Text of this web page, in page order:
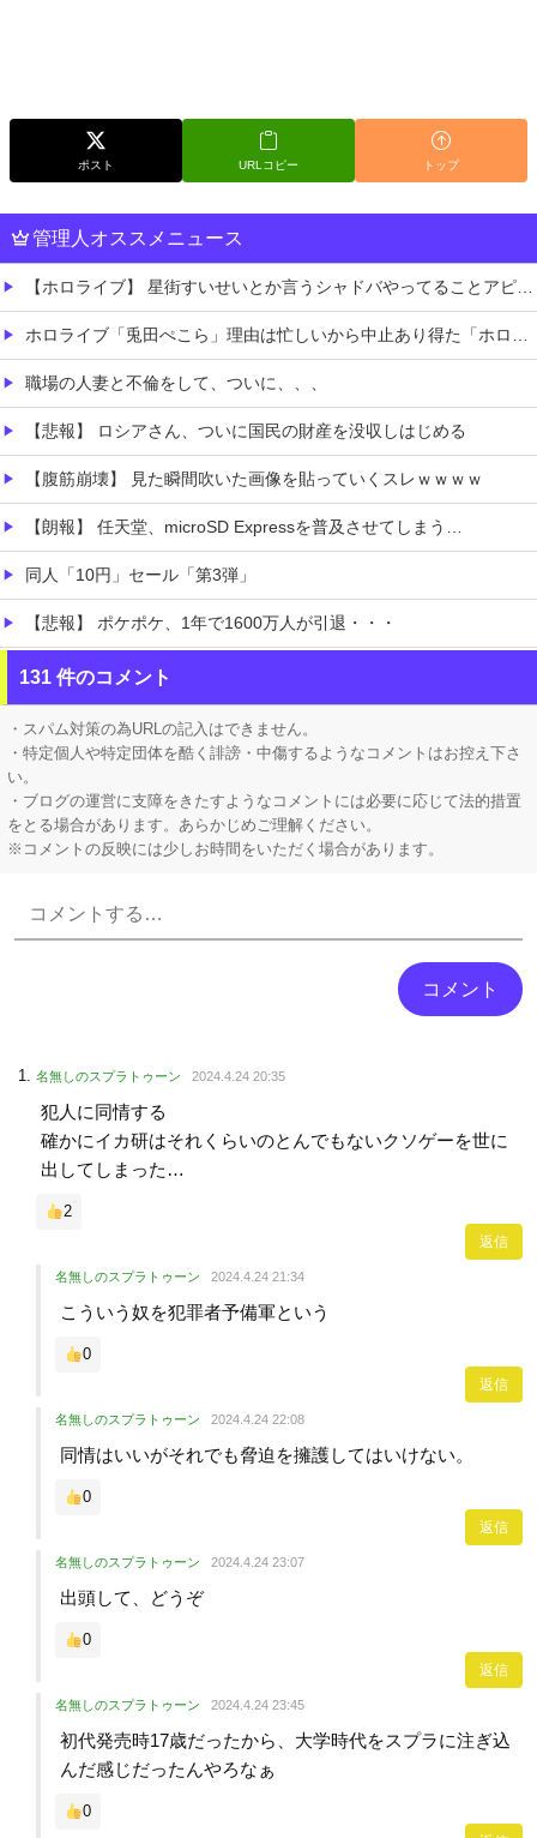
ポスト URLコピー トップ
管理人オススメニュース
【ホロライブ】 星街すいせいとか言うシャドバやってることアピールしてるのに公式に呼ばれない女「言うても忙しいし継続的には無理なんだろう」
ホロライブ「兎田ぺこら」理由は忙しいから中止あり得た「ホロ夏アモアス」野うさぎから守るために主催者記載？姫を庇う大空スバルにルーナイト感謝
職場の人妻と不倫をして、ついに、、、
【悲報】 ロシアさん、ついに国民の財産を没収しはじめる
【腹筋崩壊】 見た瞬間吹いた画像を貼っていくスレｗｗｗｗ
【朗報】 任天堂、microSD Expressを普及させてしまう…
同人「10円」セール「第3弾」
【悲報】 ポケポケ、1年で1600万人が引退・・・
【悲報】 エルデンリング、ディレイばかりで本当に面白くないこのゲーム←賛同の声が多数…
【シンデレラガールズ】 百鬼夜行をテーマとしたPOP UP SHOPが東京・大阪にて開催
131 件のコメント
・スパム対策の為URLの記入はできません。
・特定個人や特定団体を酷く誹謗・中傷するようなコメントはお控え下さ
い。
・ブログの運営に支障をきたすようなコメントには必要に応じて法的措置
をとる場合があります。あらかじめご理解ください。
※コメントの反映には少しお時間をいただく場合があります。
名無しのスプラトゥーン 2024.4.24 20:35
犯人に同情する
確かにイカ研はそれくらいのとんでもないクソゲーを世に
出してしまった…
2
返信
名無しのスプラトゥーン 2024.4.24 21:34
こういう奴を犯罪者予備軍という
0
返信
名無しのスプラトゥーン 2024.4.24 22:08
同情はいいがそれでも脅迫を擁護してはいけない。
0
返信
名無しのスプラトゥーン 2024.4.24 23:07
出頭して、どうぞ
0
返信
名無しのスプラトゥーン 2024.4.24 23:45
初代発売時17歳だったから、大学時代をスプラに注ぎ込
んだ感じだったんやろなぁ
0